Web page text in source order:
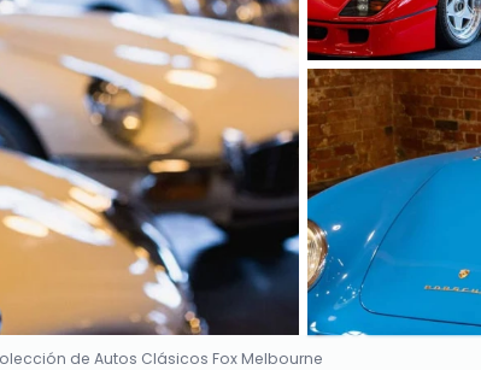
de Autos Clásicos Fox Melbourne